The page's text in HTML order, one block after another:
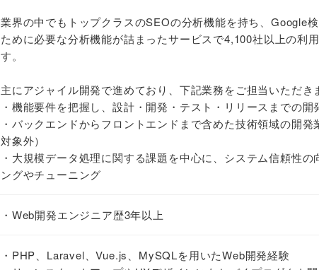
業界の中でもトップクラスのSEOの分析機能を持ち、Google
ために必要な分析機能が詰まったサービスで4,100社以上の利
す。
主にアジャイル開発で進めており、下記業務をご担当いただき
・機能要件を把握し、設計・開発・テスト・リリースまでの開
・バックエンドからフロントエンドまで含めた技術領域の開
対象外）
・大規模データ処理に関する課題を中心に、システム信頼性の
ングやチューニング
・Web開発エンジニア歴3年以上
・PHP、Laravel、Vue.js、MySQLを用いたWeb開発経験